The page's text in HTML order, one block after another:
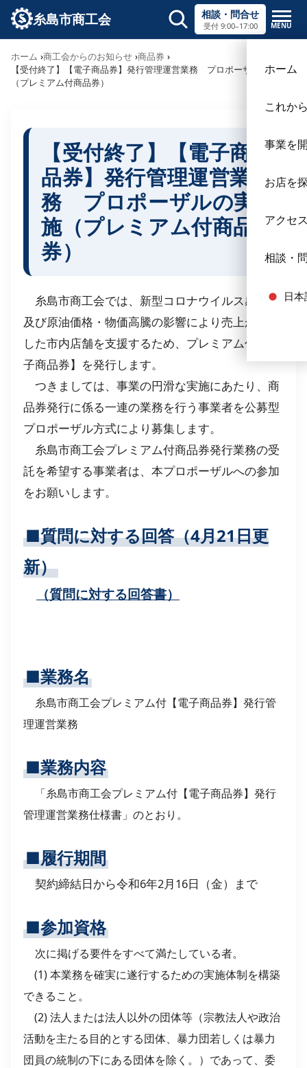
糸島市商工会 相談・問合せ
受付 9:00–17:00 MENU
サイト内検索
ホーム
これか
事業を
お店を
アクセ
相談・
日
ホーム 商工会からのお知らせ 商品券
【受付終了】【電子商品券】発行管理運営業務 プロポーザルの実施
（プレミアム付商品券）
【受付終了】【電子商
品券】発行管理運営業
務 プロポーザルの実
施（プレミアム付商品
券）
糸島市商工会では、新型コロナウイルス感染症
及び原油価格・物価高騰の影響により売上が減少
した市内店舗を支援するため、プレミアム付【電
子商品券】を発行します。
つきましては、事業の円滑な実施にあたり、商
品券発行に係る一連の業務を行う事業者を公募型
プロポーザル方式により募集します。
糸島市商工会プレミアム付商品券発行業務の受
託を希望する事業者は、本プロポーザルへの参加
をお願いします。
■質問に対する回答（4月21日更
新）
（質問に対する回答書）
■業務名
糸島市商工会プレミアム付【電子商品券】発行管
理運営業務
■業務内容
「糸島市商工会プレミアム付【電子商品券】発行
管理運営業務仕様書」のとおり。
■履行期間
契約締結日から令和6年2月16日（金）まで
■参加資格
次に掲げる要件をすべて満たしている者。
(1) 本業務を確実に遂行するための実施体制を構築
できること。
(2) 法人または法人以外の団体等（宗教法人や政治
活動を主たる目的とする団体、暴力団若しくは暴力
団員の統制の下にある団体を除く。）であって、委